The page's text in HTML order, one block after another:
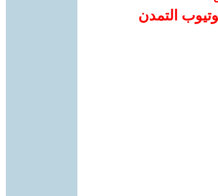
التمدن